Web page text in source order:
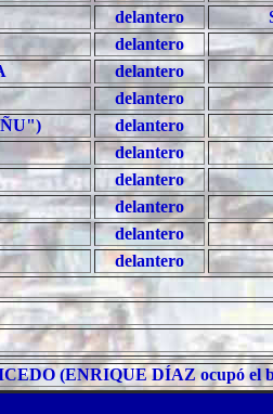
delantero
delantero
delantero
delantero
delantero
delantero
delantero
delantero
delantero
delantero
(ENRIQUE DÍAZ ocupó el